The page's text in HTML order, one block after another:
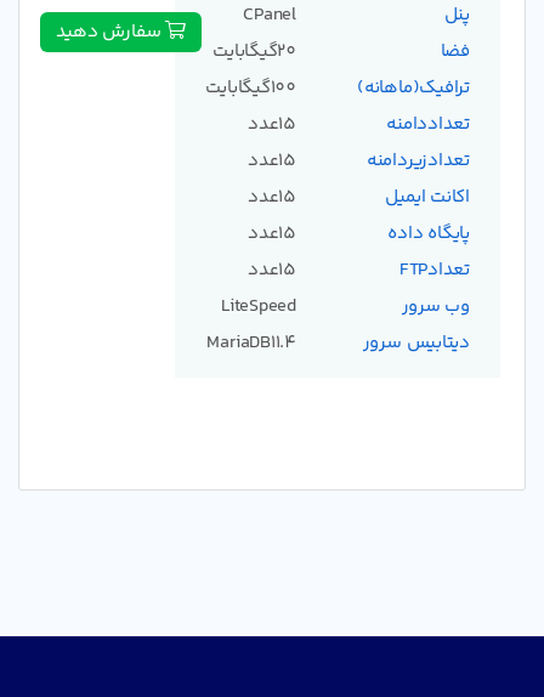
پنل
فضا
ترافیک(ماهانه)
تعداددامنه
تعدادزیردامنه
اکانت ایمیل
پایگاه داده
تعدادFTP
وب سرور
دیتابیس سرور
CPanel
20گیگابایت
100گیگابایت
15عدد
15عدد
15عدد
15عدد
15عدد
LiteSpeed
MariaDB11.4
سفارش دهید